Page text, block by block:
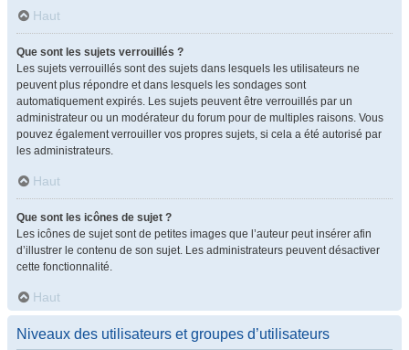
Haut
Que sont les sujets verrouillés ?
Les sujets verrouillés sont des sujets dans lesquels les utilisateurs ne
peuvent plus répondre et dans lesquels les sondages sont
automatiquement expirés. Les sujets peuvent être verrouillés par un
administrateur ou un modérateur du forum pour de multiples raisons. Vous
pouvez également verrouiller vos propres sujets, si cela a été autorisé par
les administrateurs.
Haut
Que sont les icônes de sujet ?
Les icônes de sujet sont de petites images que l’auteur peut insérer afin
d’illustrer le contenu de son sujet. Les administrateurs peuvent désactiver
cette fonctionnalité.
Haut
Niveaux des utilisateurs et groupes d’utilisateurs